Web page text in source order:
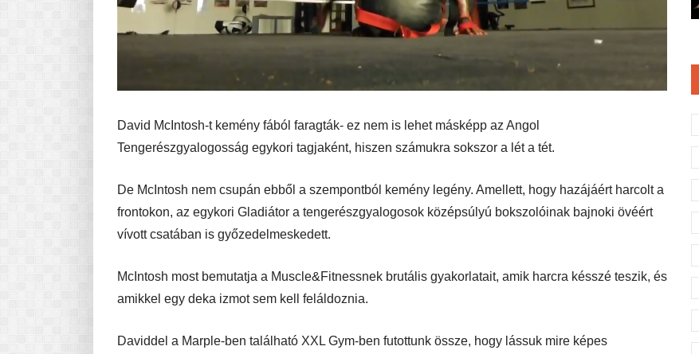
David McIntosh-t kemény fából faragták- ez nem is lehet másképp az Angol
Tengerészgyalogosság egykori tagjaként, hiszen számukra sokszor a lét a tét.
De McIntosh nem csupán ebből a szempontból kemény legény. Amellett, hogy hazájáért harcolt a
frontokon, az egykori Gladiátor a tengerészgyalogosok középsúlyú bokszolóinak bajnoki övéért
vívott csatában is győzedelmeskedett.
McIntosh most bemutatja a Muscle&Fitnessnek brutális gyakorlatait, amik harcra késszé teszik, és
amikkel egy deka izmot sem kell feláldoznia.
Daviddel a Marple-ben található XXL Gym-ben futottunk össze, hogy lássuk mire képes